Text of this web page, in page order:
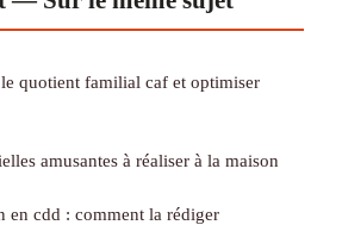
quotient familial caf et optimiser
amusantes à réaliser à la maison
en cdd : comment la rédiger